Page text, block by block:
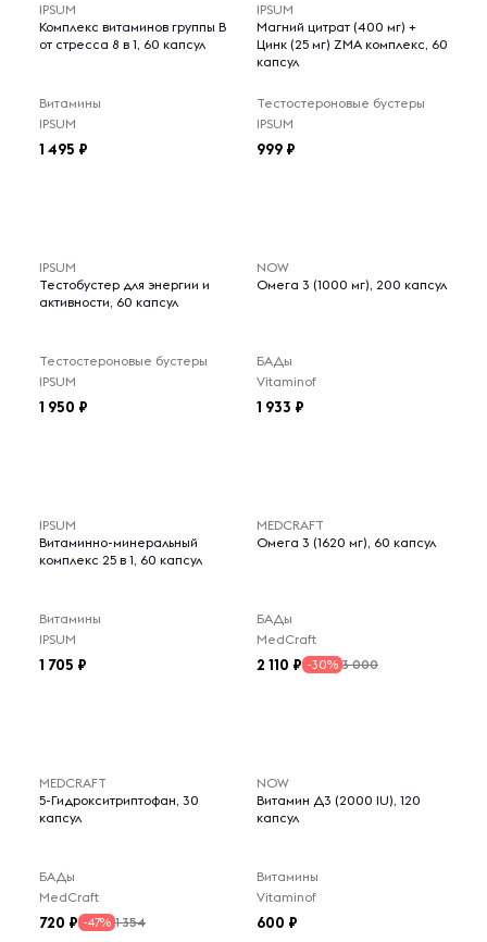
IPSUM
Комплекс витаминов группы B
от стресса 8 в 1, 60 капсул
Витамины
IPSUM
1 495
IPSUM
Магний цитрат (400 мг) +
Цинк (25 мг) ZMA комплекс, 60
капсул
Тестостероновые бустеры
IPSUM
999
IPSUM
Тестобустер для энергии и
активности, 60 капсул
Тестостероновые бустеры
IPSUM
1 950
NOW
Омега 3 (1000 мг), 200 капсул
БАДы
Vitaminof
1 933
IPSUM
Витаминно-минеральный
комплекс 25 в 1, 60 капсул
Витамины
IPSUM
1 705
MEDCRAFT
Омега 3 (1620 мг), 60 капсул
БАДы
MedCraft
2 110 -30% 3 000
MEDCRAFT
5-Гидрокситриптофан, 30
капсул
БАДы
MedCraft
720 -47% 1 354
NOW
Витамин Д3 (2000 IU), 120
капсул
Витамины
Vitaminof
600